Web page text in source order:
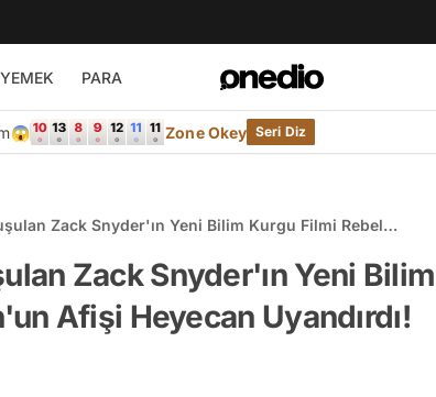
YEMEK PARA
Zone Okey Seri Diz
Zack Snyder'ın Yeni Bilim Kurgu Filmi Rebel
Zack Snyder'ın Yeni Bilim
Afişi Heyecan Uyandırdı!